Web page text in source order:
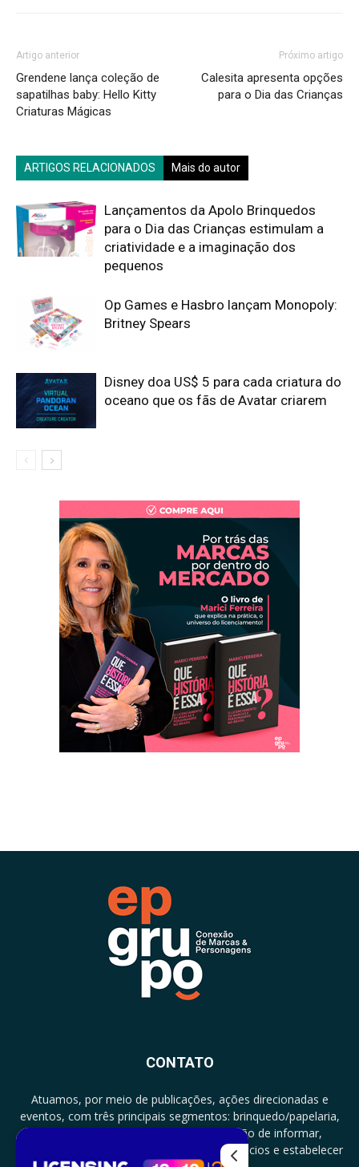
Artigo anterior
Grendene lança coleção de
sapatilhas baby: Hello Kitty
Criaturas Mágicas
Próximo artigo
Calesita apresenta opções
para o Dia das Crianças
ARTIGOS RELACIONADOS Mais do autor
Lançamentos da Apolo Brinquedos
para o Dia das Crianças estimulam a
criatividade e a imaginação dos
pequenos
Op Games e Hasbro lançam Monopoly:
Britney Spears
Disney doa US$ 5 para cada criatura do
oceano que os fãs de Avatar criarem
CONTATO
Atuamos, por meio de publicações, ações direcionadas e
eventos, com três principais segmentos: brinquedo/papelaria,
licenciamento e zero a três com a missão de informar,
documentar, proporcionar encontro de negócios e estabelecer